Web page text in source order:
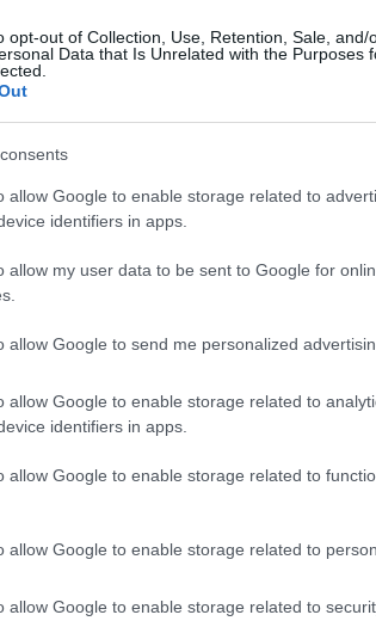
opt-out of Collection, Use, Retention, Sale, and/
Data that Is Unrelated with the Purposes
allow Google to enable storage related to
identifiers in apps.
allow my user data to be sent to Google for
allow Google to send me personalized
allow Google to enable storage related to
identifiers in apps.
allow Google to enable storage related to
allow Google to enable storage related to
allow Google to enable storage related to